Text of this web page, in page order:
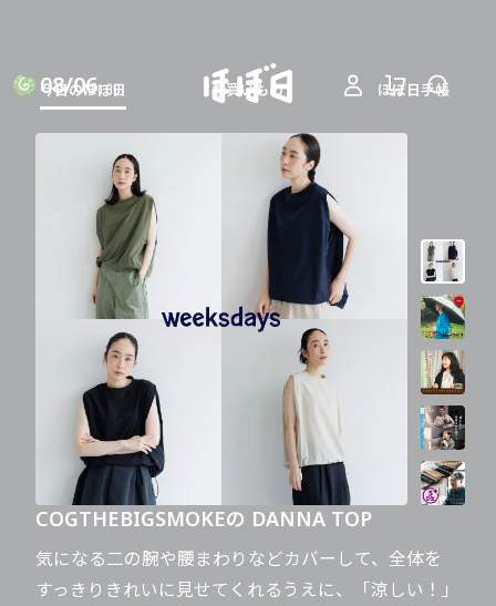
08/06THU
今日のほぼ日 お買いもの ほぼ日手帳
COGTHEBIGSMOKEの DANNA TOP
気になる二の腕や腰まわりなどカバーして、全体を
すっきりきれいに見せてくれるうえに、「涼しい！」